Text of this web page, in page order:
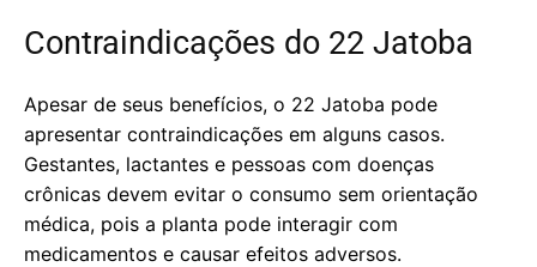
Contraindicações do 22 Jatoba
Apesar de seus benefícios, o 22 Jatoba pode
apresentar contraindicações em alguns casos.
Gestantes, lactantes e pessoas com doenças
crônicas devem evitar o consumo sem orientação
médica, pois a planta pode interagir com
medicamentos e causar efeitos adversos.